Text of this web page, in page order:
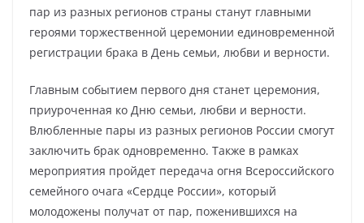
пар из разных регионов страны станут главными
героями торжественной церемонии единовременной
регистрации брака в День семьи, любви и верности.
Главным событием первого дня станет церемония,
приуроченная ко Дню семьи, любви и верности.
Влюбленные пары из разных регионов России смогут
заключить брак одновременно. Также в рамках
мероприятия пройдет передача огня Всероссийского
семейного очага «Сердце России», который
молодожены получат от пар, поженившихся на